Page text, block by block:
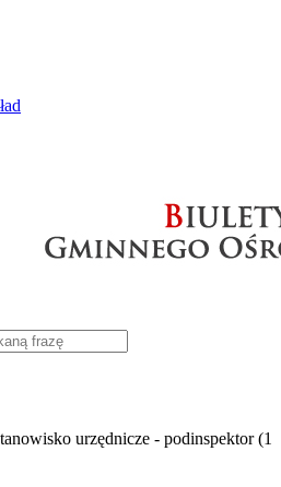
urzędnicze - podinspektor (1